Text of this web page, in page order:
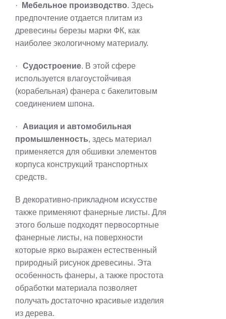
· Мебельное производство. Здесь
предпочтение отдается плитам из
древесины березы марки ФК, как
наиболее экологичному материалу.
· Судостроение. В этой сфере
используется влагоустойчивая
(корабельная) фанера с бакелитовым
соединением шпона.
·
Авиация и автомобильная
промышленность, здесь материал
применяется для обшивки элементов
корпуса конструкций транспортных
средств.
В декоративно-прикладном искусстве
также применяют фанерные листы. Для
этого больше подходят первосортные
фанерные листы, на поверхности
которые ярко выражен естественный
природный рисунок древесины. Эта
особенность фанеры, а также простота
обработки материала позволяет
получать достаточно красивые изделия
из дерева.